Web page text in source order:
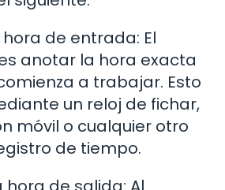
hora de entrada: El
anotar la hora exacta
a trabajar. Esto
un reloj de fichar,
móvil o cualquier otro
de tiempo.